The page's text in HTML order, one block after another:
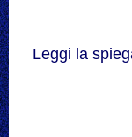
Leggi la